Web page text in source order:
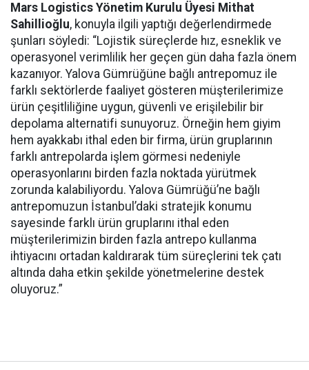
Mars Logistics Yönetim Kurulu Üyesi Mithat
Sahillioğlu, konuyla ilgili yaptığı değerlendirmede
şunları söyledi: “Lojistik süreçlerde hız, esneklik ve
operasyonel verimlilik her geçen gün daha fazla önem
kazanıyor. Yalova Gümrüğüne bağlı antrepomuz ile
farklı sektörlerde faaliyet gösteren müşterilerimize
ürün çeşitliliğine uygun, güvenli ve erişilebilir bir
depolama alternatifi sunuyoruz. Örneğin hem giyim
hem ayakkabı ithal eden bir firma, ürün gruplarının
farklı antrepolarda işlem görmesi nedeniyle
operasyonlarını birden fazla noktada yürütmek
zorunda kalabiliyordu. Yalova Gümrüğü’ne bağlı
antrepomuzun İstanbul’daki stratejik konumu
sayesinde farklı ürün gruplarını ithal eden
müşterilerimizin birden fazla antrepo kullanma
ihtiyacını ortadan kaldırarak tüm süreçlerini tek çatı
altında daha etkin şekilde yönetmelerine destek
oluyoruz.”